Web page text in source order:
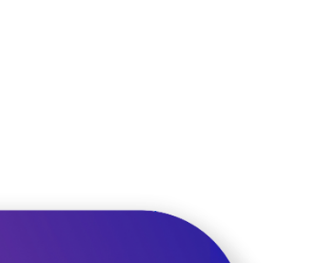
Olimpíadas Especiais